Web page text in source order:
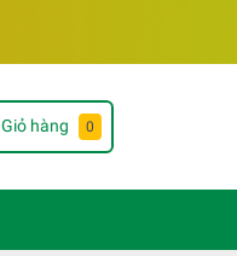
Giỏ hàng 0